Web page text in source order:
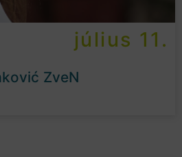
július 11.
ZveN